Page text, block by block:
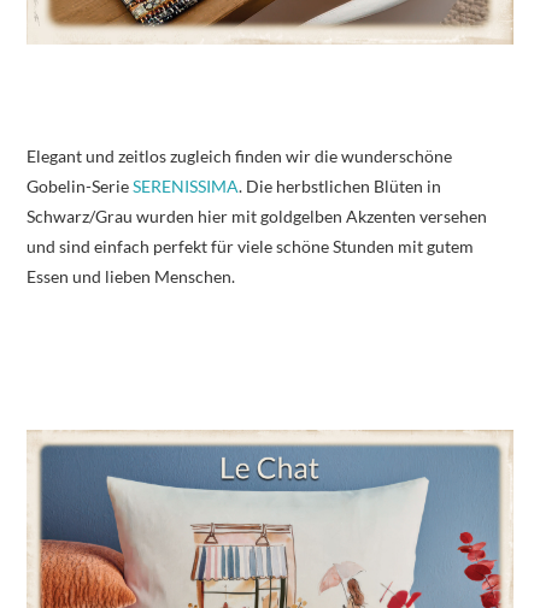
Elegant und zeitlos zugleich finden wir die wunderschöne
Gobelin-SerieSERENISSIMA. Die herbstlichen Blüten in
Schwarz/Grau wurden hier mit goldgelben Akzenten versehen
und sind einfach perfekt für viele schöne Stunden mit gutem
Essen und lieben Menschen.